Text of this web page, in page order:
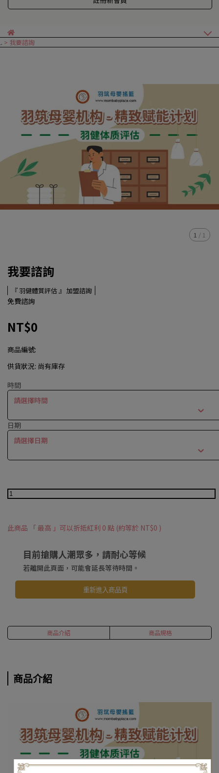
我要諮詢
1 / 1
我要諮詢
『 羽健體質評估 』 加盟諮詢
免費諮詢
NT$0
商品編號:
供貨狀況: 尚有庫存
時間
請選擇時間
日期
請選擇日期
此商品 「 最高 」可以折抵紅利 0 點 (約等於 NT$0 )
目前搶購人潮眾多，請耐心等候
若離開此頁面，可能會延長等待時間。
重新進入商品頁
商品介紹 商品規格
商品介紹